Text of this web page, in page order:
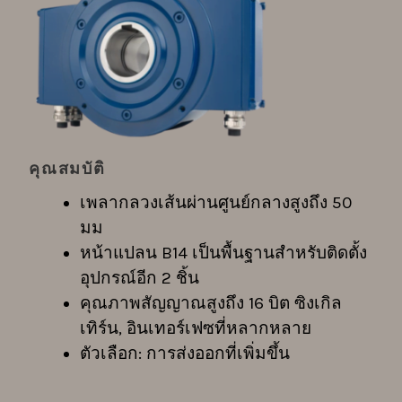
คุณสมบัติ
เพลากลวงเส้นผ่านศูนย์กลางสูงถึง 50
มม
หน้าแปลน B14 เป็นพื้นฐานสำหรับติดตั้ง
อุปกรณ์อีก 2 ชิ้น
คุณภาพสัญญาณสูงถึง 16 บิต ซิงเกิล
เทิร์น, อินเทอร์เฟซที่หลากหลาย
ตัวเลือก: การส่งออกที่เพิ่มขึ้น